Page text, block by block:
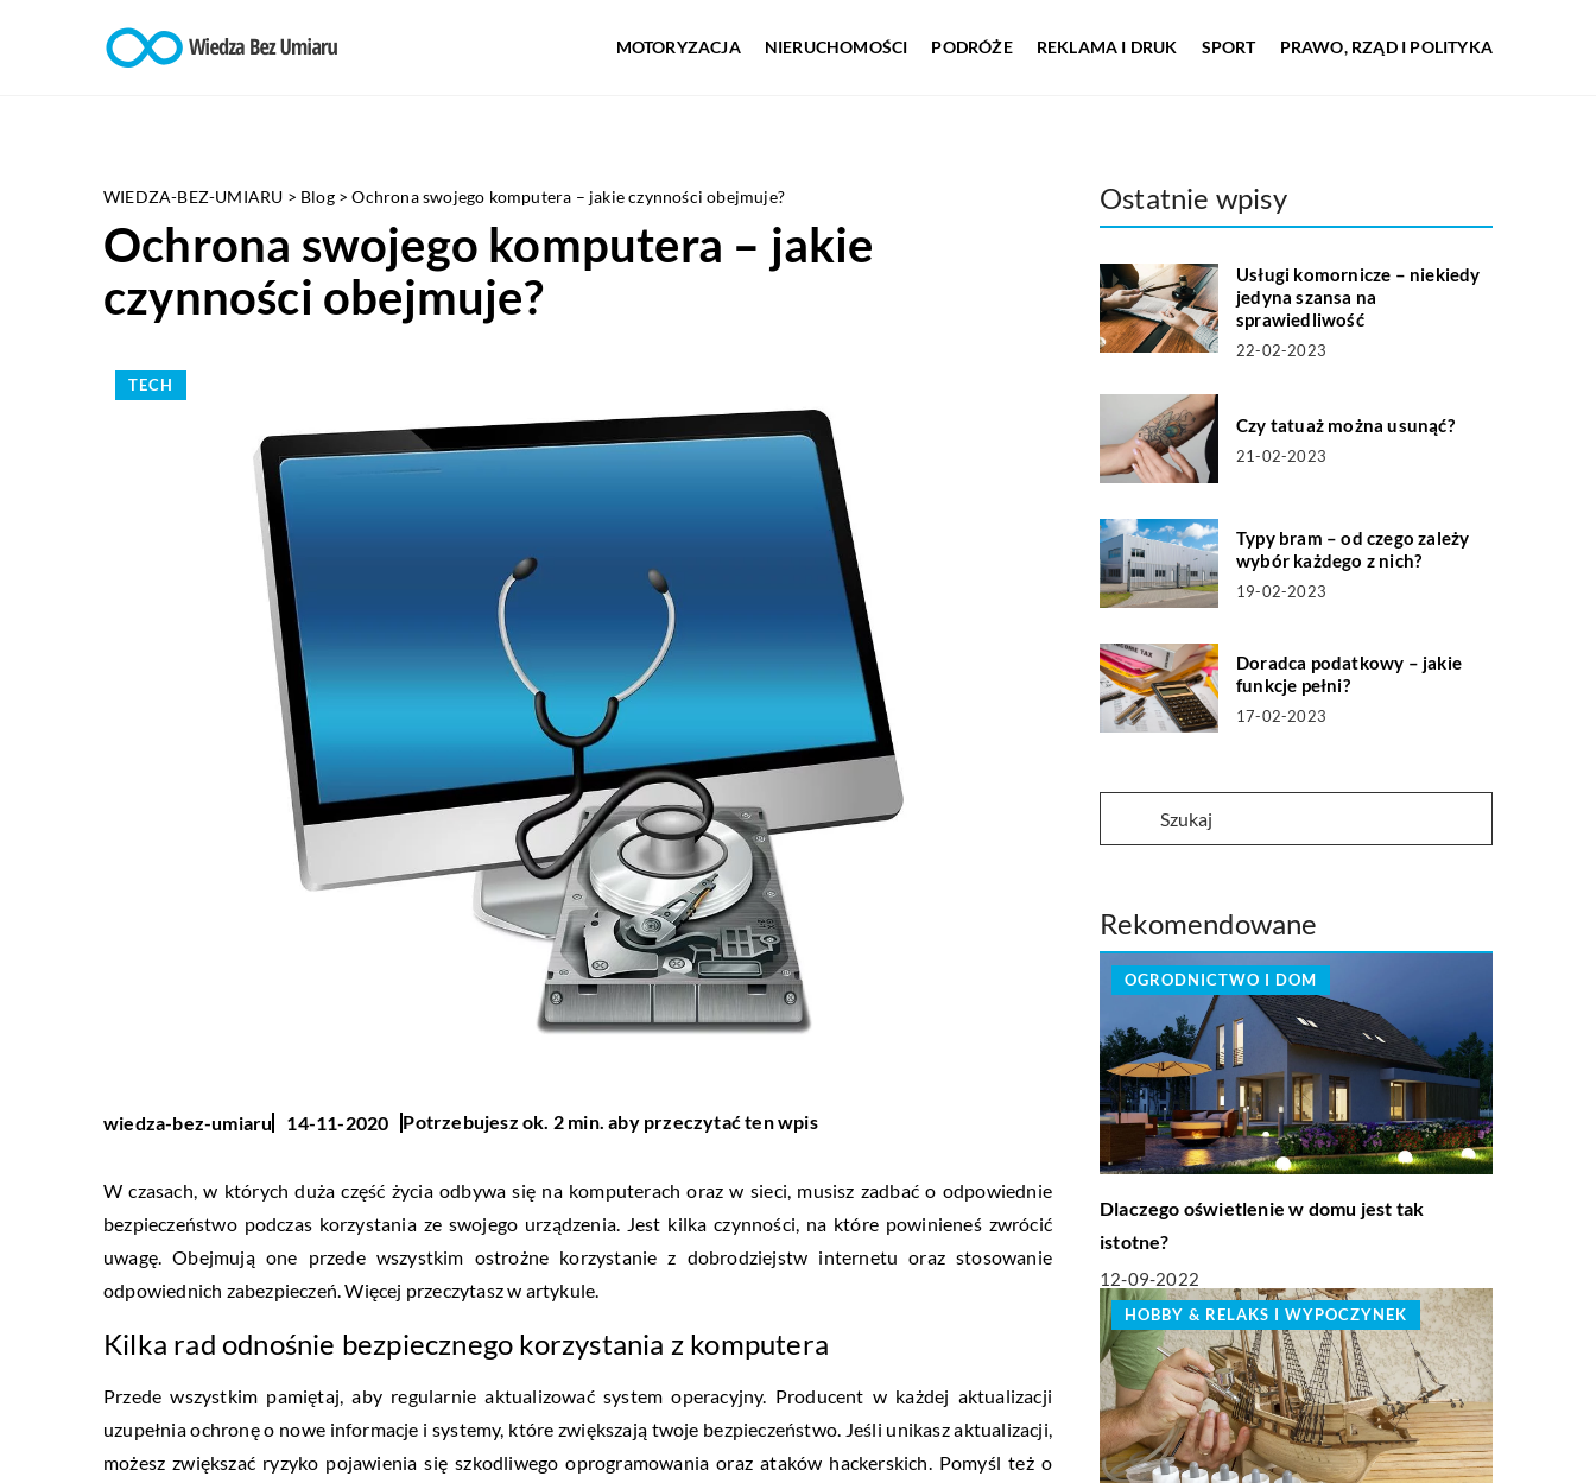
MOTORYZACJA NIERUCHOMOŚCI PODRÓŻE REKLAMA I DRUK SPORT PRAWO, RZĄD I POLITYKA
WIEDZA-BEZ-UMIARU > Blog>Ochrona swojego komputera – jakie czynności obejmuje?
Ochrona swojego komputera – jakie
czynności obejmuje?
TECH
wiedza-bez-umiaru 14-11-2020 Potrzebujesz ok. 2 min. aby przeczytać ten wpis
W czasach, w których duża część życia odbywa się na komputerach oraz w sieci, musisz zadbać o odpowiednie
bezpieczeństwo podczas korzystania ze swojego urządzenia. Jest kilka czynności, na które powinieneś zwrócić
uwagę. Obejmują one przede wszystkim ostrożne korzystanie z dobrodziejstw internetu oraz stosowanie
odpowiednich zabezpieczeń. Więcej przeczytasz w artykule.
Kilka rad odnośnie bezpiecznego korzystania z komputera
Przede wszystkim pamiętaj, aby regularnie aktualizować system operacyjny. Producent w każdej aktualizacji
uzupełnia ochronę o nowe informacje i systemy, które zwiększają twoje bezpieczeństwo. Jeśli unikasz aktualizacji,
możesz zwiększać ryzyko pojawienia się szkodliwego oprogramowania oraz ataków hackerskich. Pomyśl też o
Ostatnie wpisy
Usługi komornicze – niekiedy
jedyna szansa na
sprawiedliwość
22-02-2023
Czy tatuaż można usunąć?
21-02-2023
Typy bram – od czego zależy
wybór każdego z nich?
19-02-2023
Doradca podatkowy – jakie
funkcje pełni?
17-02-2023
Rekomendowane
OGRODNICTWO I DOM
Dlaczego oświetlenie w domu jest tak
istotne?
12-09-2022
HOBBY & RELAKS I WYPOCZYNEK